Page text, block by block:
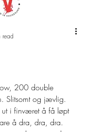
read
200 double
Slitsomt og jævlig.
ut i finværet å få løpt
å dra, dra, dra.